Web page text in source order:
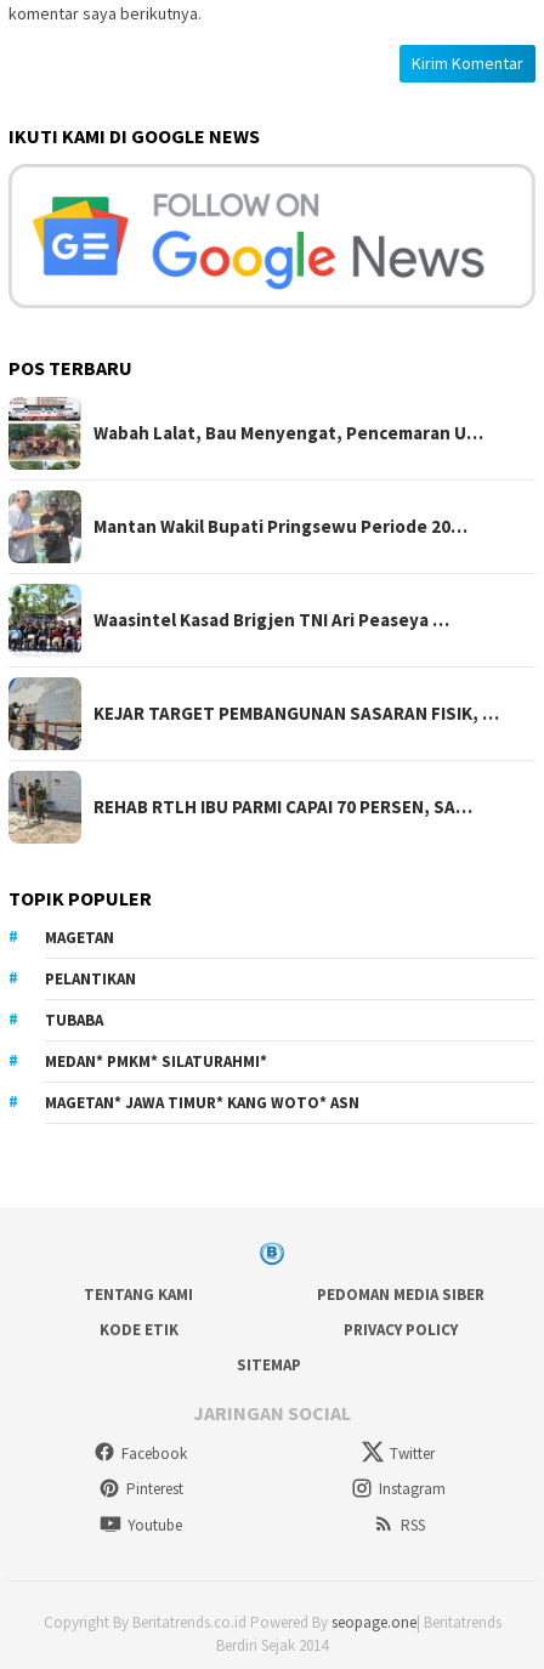
komentar saya berikutnya.
IKUTI KAMI DI GOOGLE NEWS
POS TERBARU
Wabah Lalat, Bau Menyengat, Pencemaran U…
Mantan Wakil Bupati Pringsewu Periode 20…
Waasintel Kasad Brigjen TNI Ari Peaseya …
KEJAR TARGET PEMBANGUNAN SASARAN FISIK, …
REHAB RTLH IBU PARMI CAPAI 70 PERSEN, SA…
TOPIK POPULER
MAGETAN
PELANTIKAN
TUBABA
MEDAN* PMKM* SILATURAHMI*
MAGETAN* JAWA TIMUR* KANG WOTO* ASN
TENTANG KAMI
PEDOMAN MEDIA SIBER
KODE ETIK
PRIVACY POLICY
SITEMAP
JARINGAN SOCIAL
Facebook
Twitter
Pinterest
Instagram
Youtube
RSS
Copyright By Beritatrends.co.id Powered Byseopage.one| Beritatrends
Berdiri Sejak 2014